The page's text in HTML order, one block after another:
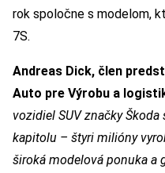
rok spoločne s modelom,
7S.
Andreas Dick, člen
Auto pre Výrobu a
vozidiel SUV značky
kapitolu – štyri milióny
široká modelová ponuka a